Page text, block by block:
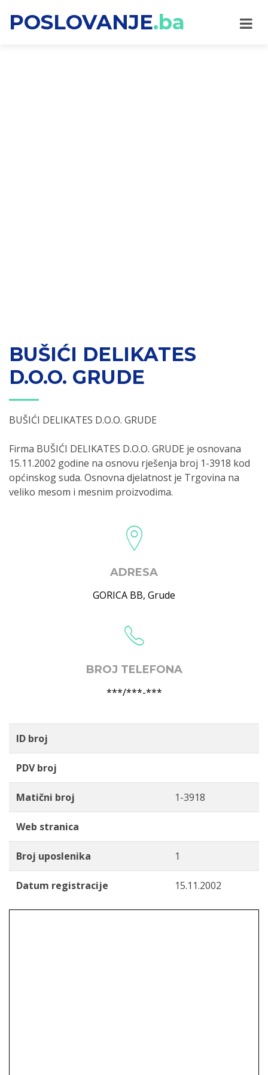
POSLOVANJE.ba
BUŠIĆI DELIKATES
D.O.O. GRUDE
BUŠIĆI DELIKATES D.O.O. GRUDE
Firma BUŠIĆI DELIKATES D.O.O. GRUDE je osnovana
15.11.2002 godine na osnovu rješenja broj 1-3918 kod
općinskog suda. Osnovna djelatnost je Trgovina na
veliko mesom i mesnim proizvodima.
ADRESA
GORICA BB, Grude
BROJ TELEFONA
***/***-***
ID broj
PDV broj
Matični broj 1-3918
Web stranica
Broj uposlenika 1
Datum registracije 15.11.2002